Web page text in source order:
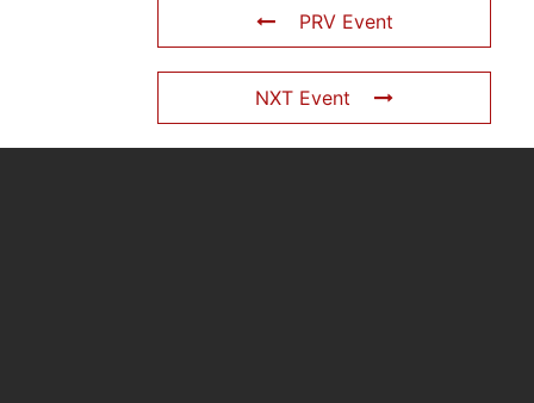
PRV Event
NXT Event